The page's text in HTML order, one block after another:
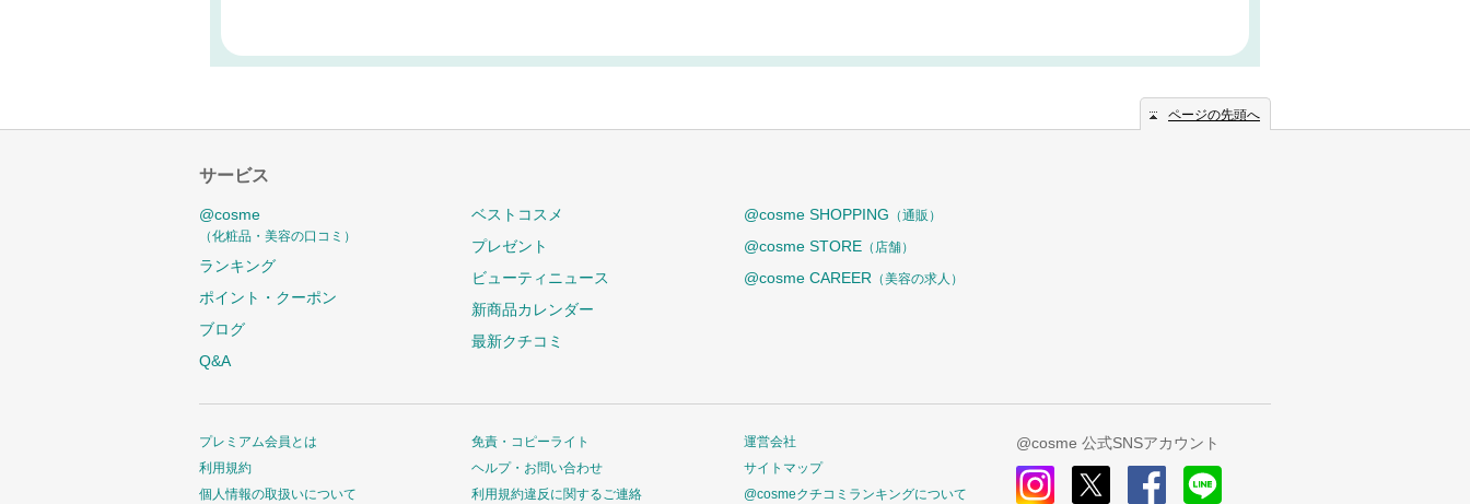
ページの先頭へ
サービス
@cosme
（化粧品・美容の口コミ）
ランキング
ポイント・クーポン
ブログ
Q&A
ベストコスメ
プレゼント
ビューティニュース
新商品カレンダー
最新クチコミ
@cosme SHOPPING （通販）
@cosme STORE （店舗）
@cosme CAREER （美容の求人）
プレミアム会員とは
利用規約
個人情報の取扱いについて
免責・コピーライト
ヘルプ・お問い合わせ
利用規約違反に関するご連絡
運営会社
サイトマップ
@cosmeクチコミランキングについて
@cosme 公式SNSアカウント